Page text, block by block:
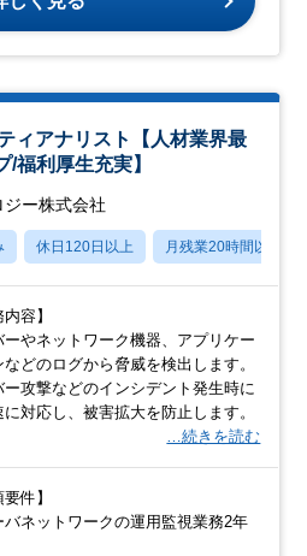
ィアナリスト【人材業界最
/福利厚生充実】
ー株式会社
休日120日以上 月残業20時間以内
内容】
ーやネットワーク機器、アプリケー
などのログから脅威を検出します。
ー攻撃などのインシデント発生時に
に対応し、被害拡大を防止します。
…続きを読む
要件】
バネットワークの運用監視業務2年